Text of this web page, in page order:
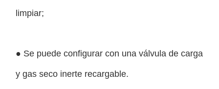
limpiar;
● Se puede configurar con una válvula de carga
y gas seco inerte recargable.